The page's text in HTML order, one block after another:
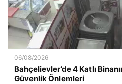
06/08/2026
Bahçelievler’de 4 Katlı
Güvenlik Önlemleri